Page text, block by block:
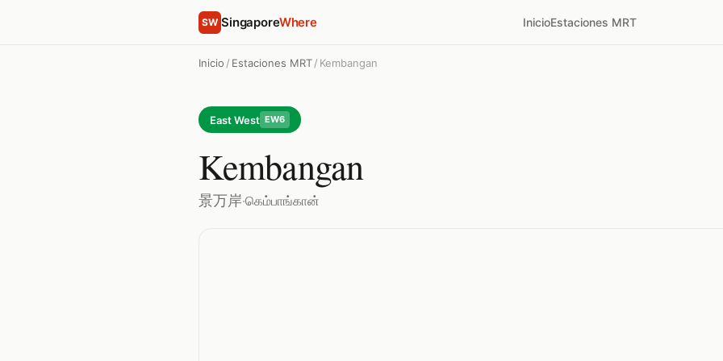
SW SingaporeWhere InicioEstaciones MRT
Inicio / Estaciones MRT/ Kembangan
East West EW6
Kembangan
景万岸·கெம்பாங்கான்